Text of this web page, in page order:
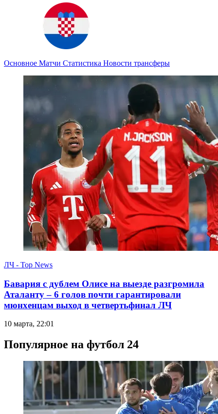
Основное Матчи Статистика Новости трансферы
ЛЧ - Top News
Бавария с дублем Олисе на выезде разгромила
Аталанту – 6 голов почти гарантировали
мюнхенцам выход в четвертьфинал ЛЧ
10 марта, 22:01
Популярное на футбол 24